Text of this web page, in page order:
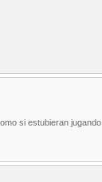
si estubieran jugando